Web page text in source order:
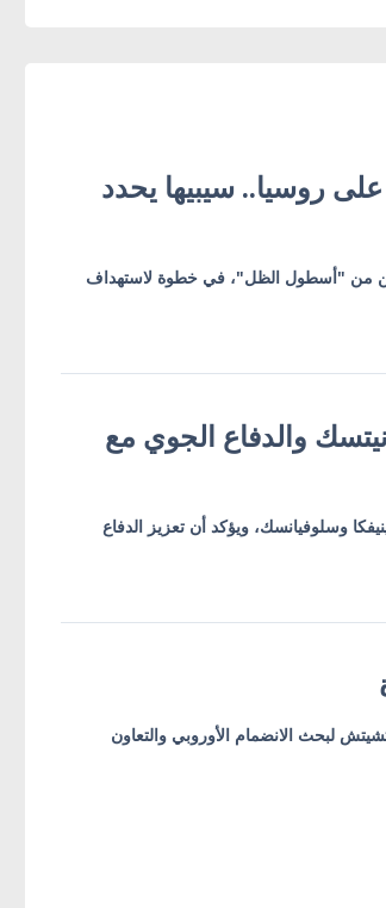
روسيا.. سيبيها يحدد
تشمل 19 كياناً بينها 6 بنوك روسية و6 سفن من "أسطول الظل"، في خطوة لاستهداف
والدفاع الجوي مع
وسلوفيانسك، ويؤكد أن تعزيز الدفاع
لبحث الانضمام الأوروبي والتعاون